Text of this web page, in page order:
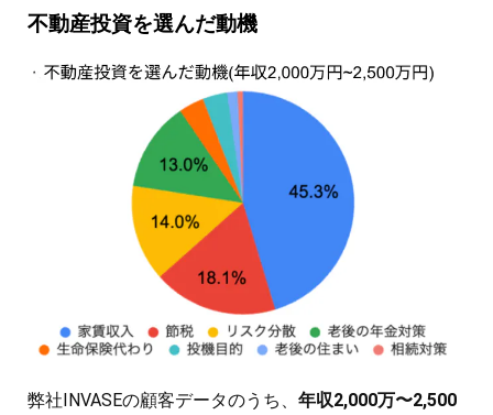
不動産投資を選んだ動機
弊社INVASEの顧客データのうち、 年収2,000万〜2,500